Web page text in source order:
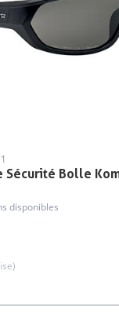
Sécurité Bolle
disponibles